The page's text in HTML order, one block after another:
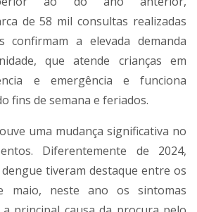
de 58 mil consultas realizadas
confirmam a elevada demanda
que atende crianças em
e emergência e funciona
fins de semana e feriados.
uma mudança significativa no
Diferentemente de 2024,
tiveram destaque entre os
maio, neste ano os sintomas